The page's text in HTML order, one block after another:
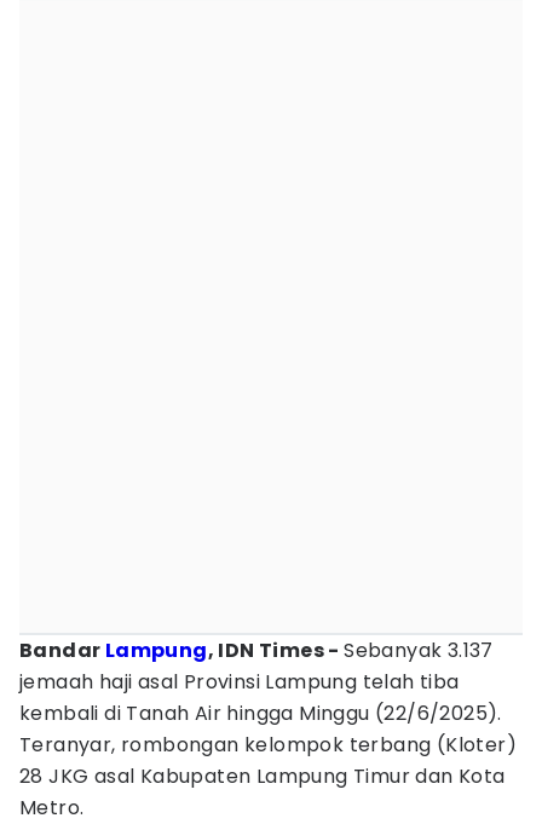
Bandar Lampung, IDN Times -Sebanyak 3.137
jemaah haji asal Provinsi Lampung telah tiba
kembali di Tanah Air hingga Minggu (22/6/2025).
Teranyar, rombongan kelompok terbang (Kloter)
28 JKG asal Kabupaten Lampung Timur dan Kota
Metro.